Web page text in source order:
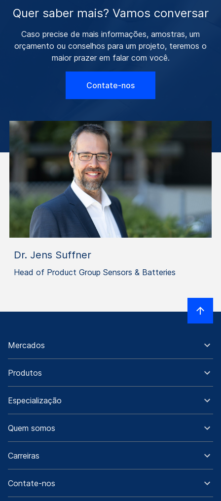
Quer saber mais? Vamos conversar
Caso precise de mais informações, amostras, um
orçamento ou conselhos para um projeto, teremos o
maior prazer em falar com você.
Contate-nos
Dr. Jens Suffner
Head of Product Group Sensors & Batteries
Mercados
Produtos
Especialização
Quem somos
Carreiras
Contate-nos